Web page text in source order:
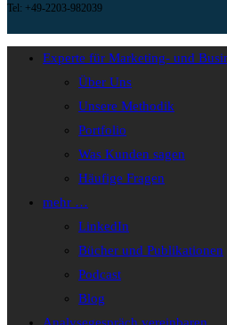
Tel: +49-2203-982039
Experte für Marketing- und
Über Uns
Unsere Methodik
Portfolio
Was Kunden sagen
Häufige Fragen
mehr …
LinkedIn
Bücher und Publikationen
Podcast
Blog